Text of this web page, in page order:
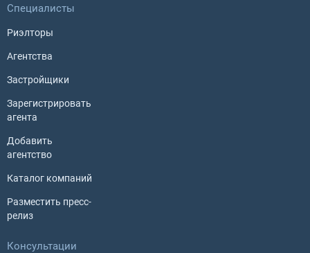
Специалисты
Риэлторы
Агентства
Застройщики
Зарегистрировать
агента
Добавить
агентство
Каталог компаний
Разместить пресс-
релиз
Консультации